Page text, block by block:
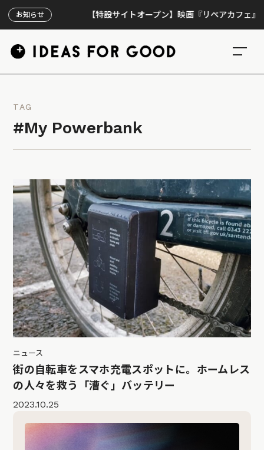
お知らせ 【特設サイトオープン】映画『リペアカフェ』、上
TAG
#My Powerbank
ニュース
街の自転車をスマホ充電スポットに。ホームレス
の人々を救う「漕ぐ」バッテリー
2023.10.25